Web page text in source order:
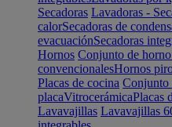
Secadoras Lavadoras -
calorSecadoras de
evacuaciónSecadoras
Hornos Conjunto de
convencionalesHornos
Placas de cocina Conjunto
placaVitrocerámicaPlacas
Lavavajillas Lavavajillas